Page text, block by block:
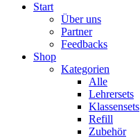
Start
Über uns
Partner
Feedbacks
Shop
Kategorien
Alle
Lehrersets
Klassensets
Refill
Zubehör